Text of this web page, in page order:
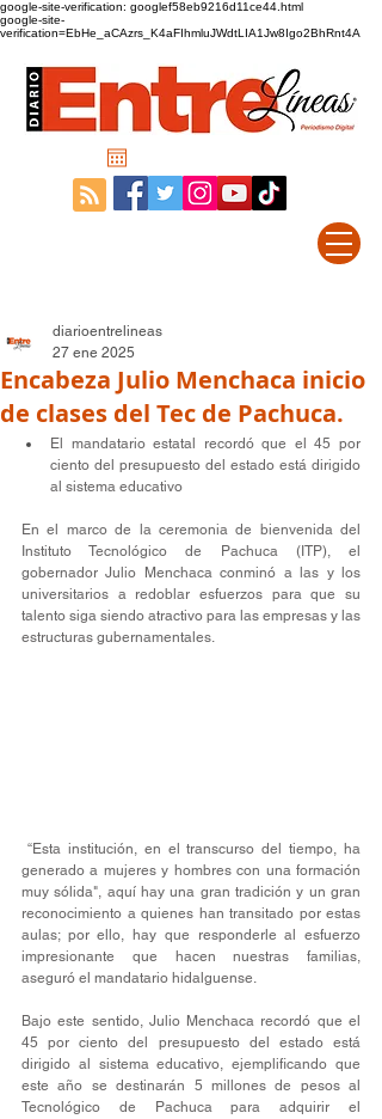
google-site-verification: googlef58eb9216d11ce44.html
google-site-
verification=EbHe_aCAzrs_K4aFIhmluJWdtLIA1Jw8Igo2BhRnt4A
Encabeza Julio Menchaca inicio
de clases del Tec de Pachuca.
diarioentrelineas
27 ene 2025
El mandatario estatal recordó que el 45 por
ciento del presupuesto del estado está dirigido
al sistema educativo
En el marco de la ceremonia de bienvenida del
Instituto Tecnológico de Pachuca (ITP), el
gobernador Julio Menchaca conminó a las y los
universitarios a redoblar esfuerzos para que su
talento siga siendo atractivo para las empresas y las
estructuras gubernamentales.
“Esta institución, en el transcurso del tiempo, ha
generado a mujeres y hombres con una formación
muy sólida", aquí hay una gran tradición y un gran
reconocimiento a quienes han transitado por estas
aulas; por ello, hay que responderle al esfuerzo
impresionante que hacen nuestras familias,
aseguró el mandatario hidalguense.
Bajo este sentido, Julio Menchaca recordó que el
45 por ciento del presupuesto del estado está
dirigido al sistema educativo, ejemplificando que
este año se destinarán 5 millones de pesos al
Tecnológico de Pachuca para adquirir el